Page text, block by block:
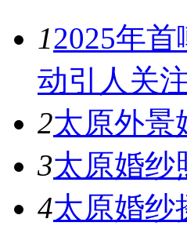
12025年
动引人关
2太原外景
3太原婚纱
4太原婚纱